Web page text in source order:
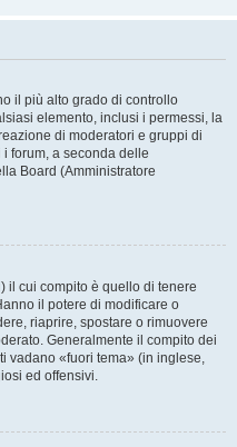
il più alto grado di controllo
elemento, inclusi i permessi, la
di moderatori e gruppi di
forum, a seconda delle
Board (Amministratore
il cui compito è quello di tenere
il potere di modificare o
riaprire, spostare o rimuovere
Generalmente il compito dei
vadano «fuori tema» (in inglese,
ed offensivi.